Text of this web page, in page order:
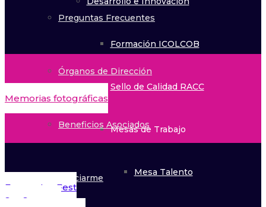
Formación ICOLCOB
Sello de Calidad RACC
Mesas de Trabajo
Mesa Talento
Preguntas Frecuentes
Órganos de Dirección
Beneficios Asociados
Asociarme
Memorias fotográficas
Encuentro Fest
Ser Sponsor